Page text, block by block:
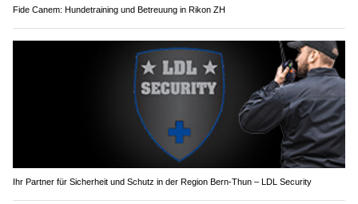
Fide Canem: Hundetraining und Betreuung in Rikon ZH
Ihr Partner für Sicherheit und Schutz in der Region Bern-Thun – LDL Security